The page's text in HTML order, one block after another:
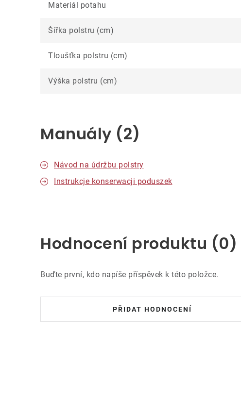
Materiál potahu
Šířka polstru (cm)
Tloušťka polstru (cm)
Výška polstru (cm)
Manuály (2)
Návod na údržbu polstry
Instrukcje konserwacji poduszek
Hodnocení produktu (0)
Buďte první, kdo napíše příspěvek k této položce.
PŘIDAT HODNOCENÍ